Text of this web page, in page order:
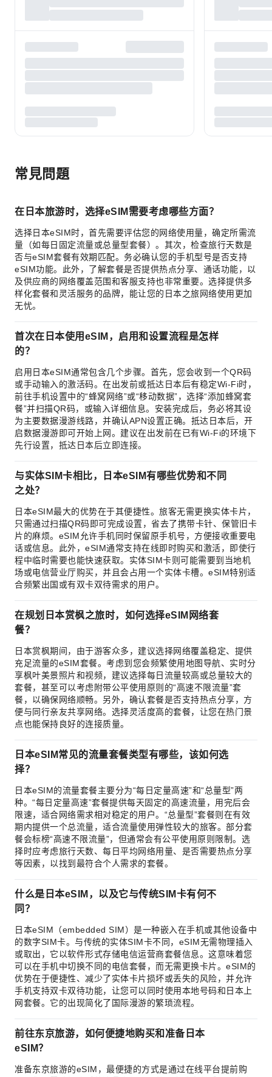
常見問題
在日本旅游时，选择eSIM需要考虑哪些方面？
选择日本eSIM时，首先需要评估您的网络使用量，确定所需流
量（如每日固定流量或总量型套餐）。其次，检查旅行天数是
否与eSIM套餐有效期匹配。务必确认您的手机型号是否支持
eSIM功能。此外，了解套餐是否提供热点分享、通话功能，以
及供应商的网络覆盖范围和客服支持也非常重要。选择提供多
样化套餐和灵活服务的品牌，能让您的日本之旅网络使用更加
无忧。
首次在日本使用eSIM，启用和设置流程是怎样
的？
启用日本eSIM通常包含几个步骤。首先，您会收到一个QR码
或手动输入的激活码。在出发前或抵达日本后有稳定Wi-Fi时，
前往手机设置中的“蜂窝网络”或“移动数据”，选择“添加蜂窝套
餐”并扫描QR码，或输入详细信息。安装完成后，务必将其设
为主要数据漫游线路，并确认APN设置正确。抵达日本后，开
启数据漫游即可开始上网。建议在出发前在已有Wi-Fi的环境下
先行设置，抵达日本后立即连接。
与实体SIM卡相比，日本eSIM有哪些优势和不同
之处？
日本eSIM最大的优势在于其便捷性。旅客无需更换实体卡片，
只需通过扫描QR码即可完成设置，省去了携带卡针、保管旧卡
片的麻烦。eSIM允许手机同时保留原手机号，方便接收重要电
话或信息。此外，eSIM通常支持在线即时购买和激活，即使行
程中临时需要也能快速获取。实体SIM卡则可能需要到当地机
场或电信营业厅购买，并且会占用一个实体卡槽。eSIM特别适
合频繁出国或有双卡双待需求的用户。
在规划日本赏枫之旅时，如何选择eSIM网络套
餐？
日本赏枫期间，由于游客众多，建议选择网络覆盖稳定、提供
充足流量的eSIM套餐。考虑到您会频繁使用地图导航、实时分
享枫叶美景照片和视频，建议选择每日流量较高或总量较大的
套餐，甚至可以考虑附带公平使用原则的“高速不限流量”套
餐，以确保网络顺畅。另外，确认套餐是否支持热点分享，方
便与同行亲友共享网络。选择灵活度高的套餐，让您在热门景
点也能保持良好的连接质量。
日本eSIM常见的流量套餐类型有哪些，该如何选
择？
日本eSIM的流量套餐主要分为“每日定量高速”和“总量型”两
种。“每日定量高速”套餐提供每天固定的高速流量，用完后会
限速，适合网络需求相对稳定的用户。“总量型”套餐则在有效
期内提供一个总流量，适合流量使用弹性较大的旅客。部分套
餐会标榜“高速不限流量”，但通常会有公平使用原则限制。选
择时应考虑旅行天数、每日平均网络用量、是否需要热点分享
等因素，以找到最符合个人需求的套餐。
什么是日本eSIM，以及它与传统SIM卡有何不
同？
日本eSIM（embedded SIM）是一种嵌入在手机或其他设备中
的数字SIM卡。与传统的实体SIM卡不同，eSIM无需物理插入
或取出，它以软件形式存储电信运营商套餐信息。这意味着您
可以在手机中切换不同的电信套餐，而无需更换卡片。eSIM的
优势在于便捷性、减少了实体卡片损坏或丢失的风险，并允许
手机支持双卡双待功能，让您可以同时使用本地号码和日本上
网套餐。它的出现简化了国际漫游的繁琐流程。
前往东京旅游，如何便捷地购买和准备日本
eSIM？
准备东京旅游的eSIM，最便捷的方式是通过在线平台提前购